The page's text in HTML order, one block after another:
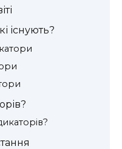
існують?